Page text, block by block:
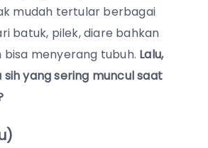
mudah tertular berbagai
batuk, pilek, diare bahkan
menyerang tubuh. Lalu,
yang sering muncul saat